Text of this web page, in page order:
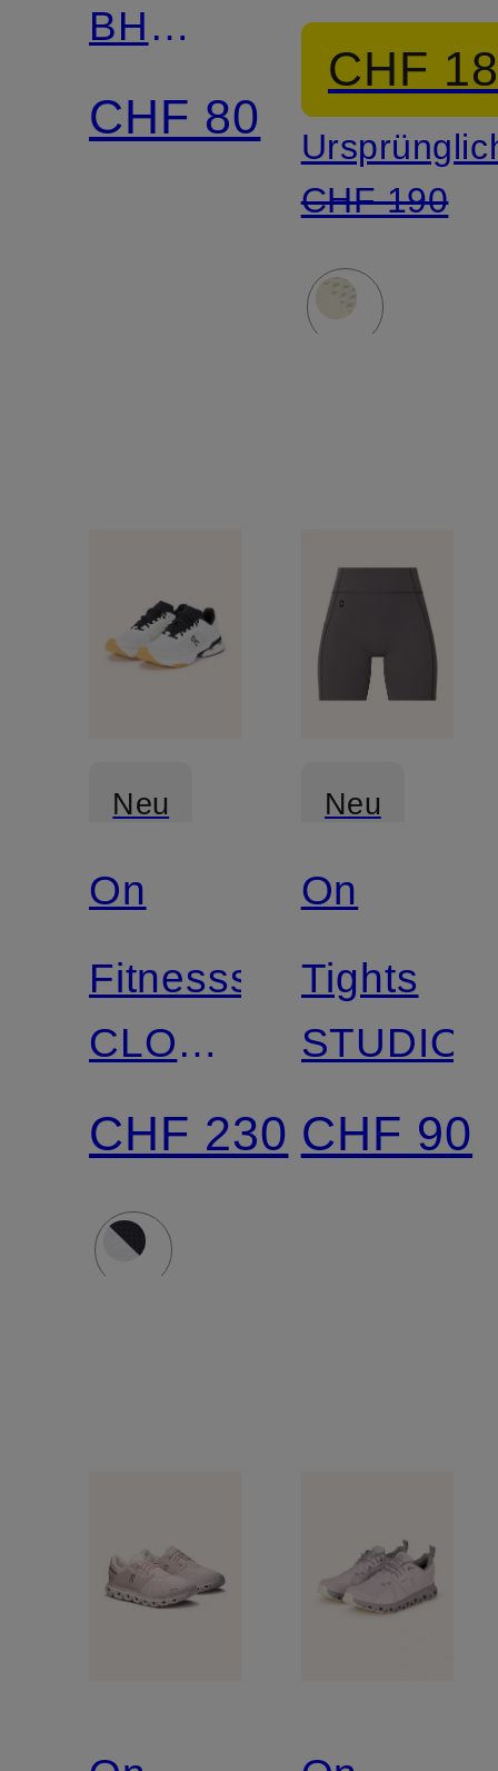
BH
STUDIO
mit Cut-
CHF 80
6
CHF
CHF 190
Neu
On
Fitnessschuhe
CLOUDPULSE
PRO
CHF 230
Neu
On
Tights
STUDIO
CHF 90